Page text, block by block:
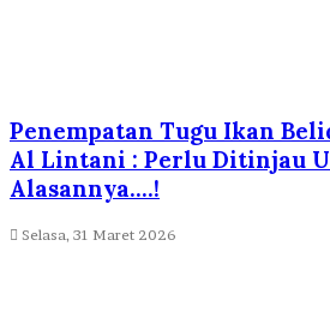
Penempatan Tugu Ikan
Al Lintani : Perlu Ditinjau
Alasannya….!
Selasa, 31 Maret 2026